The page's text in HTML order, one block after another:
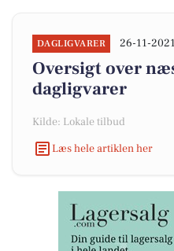
DAGLIGVARER 26-11-
Oversigt over
dagligvarer
Kilde: Lokale tilbud
Læs hele artiklen her